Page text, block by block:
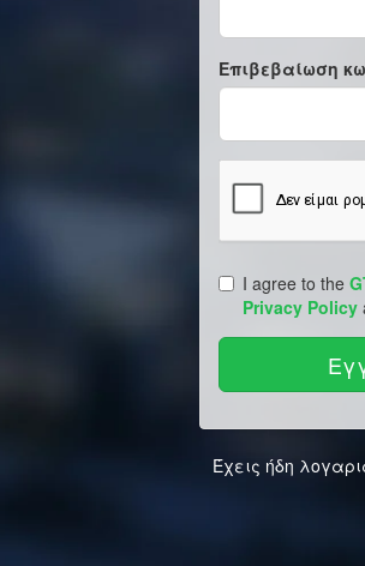
Επιβεβαίωση
I agree to the
Privacy Policy
Έχεις ήδη